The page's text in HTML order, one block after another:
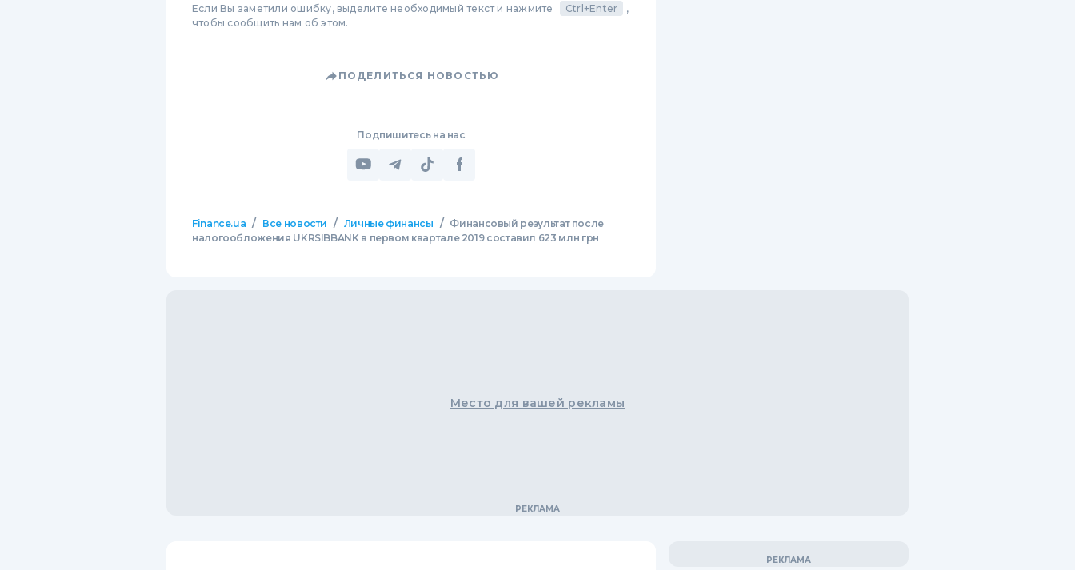
Если Вы заметили ошибку, выделите необходимый текст и нажмите Ctrl+Enter
,
чтобы сообщить нам об этом.
ПОДЕЛИТЬСЯ НОВОСТЬЮ
Подпишитесь на нас
Finance.ua / Все новости / Личные финансы / Финансовый результат после
налогообложения UKRSIBBANK в первом квартале 2019 составил 623 млн грн
Место для вашей рекламы